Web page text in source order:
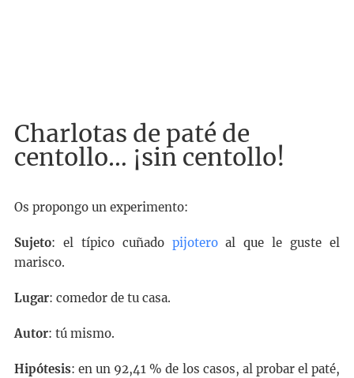
Charlotas de paté de
centollo… ¡sin centollo!
Os propongo un experimento:
Sujeto: el típico cuñado pijoteroal que le guste el
marisco.
Lugar: comedor de tu casa.
Autor: tú mismo.
Hipótesis: en un 92,41 % de los casos, al probar el paté,